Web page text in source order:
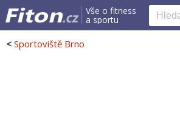
Vše o fitness
a sportu
< Sportoviště Brno